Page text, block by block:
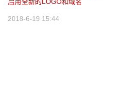
2018-6-19 15:44